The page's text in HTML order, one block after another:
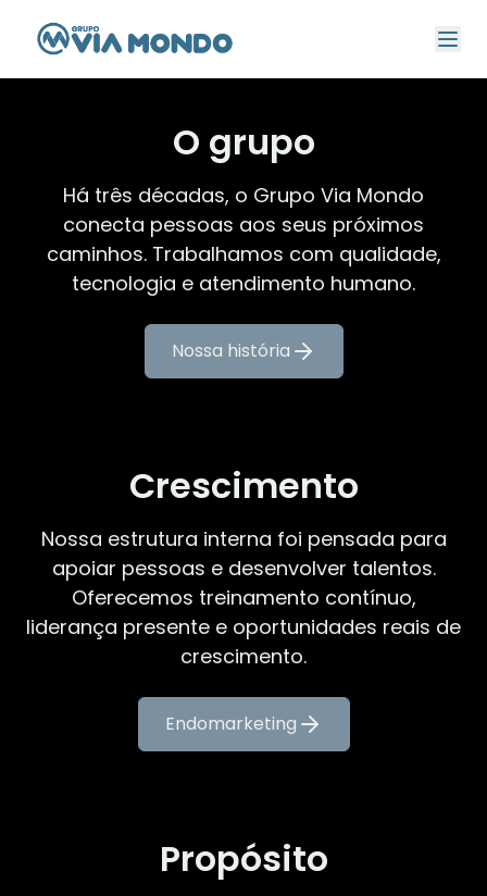
O grupo
Há três décadas, o Grupo Via Mondo
conecta pessoas aos seus próximos
caminhos. Trabalhamos com qualidade,
tecnologia e atendimento humano.
Nossa história
Crescimento
Nossa estrutura interna foi pensada para
apoiar pessoas e desenvolver talentos.
Oferecemos treinamento contínuo,
liderança presente e oportunidades reais de
crescimento.
Endomarketing
Propósito